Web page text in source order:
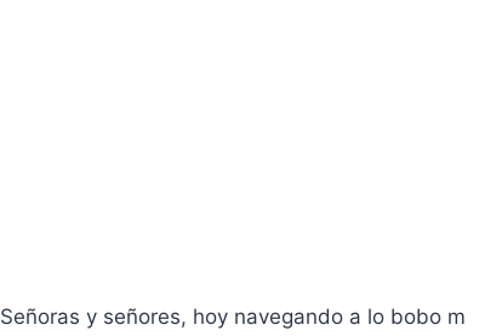
Señoras y señores, hoy navegando a lo bobo m